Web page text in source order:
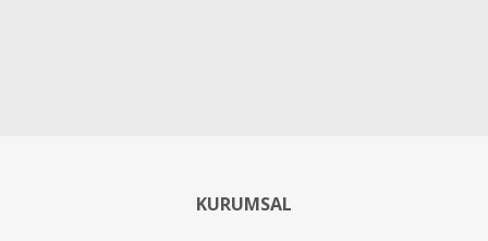
KURUMSAL